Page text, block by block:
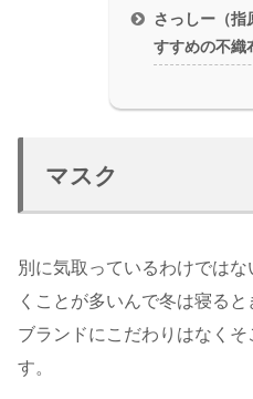
さっしー（指
すすめの不織
マスク
別に気取っているわけでは
くことが多いんで冬は寝る
ブランドにこだわりはなく
す。